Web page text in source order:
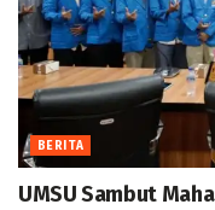
BERITA
UMSU Sambut